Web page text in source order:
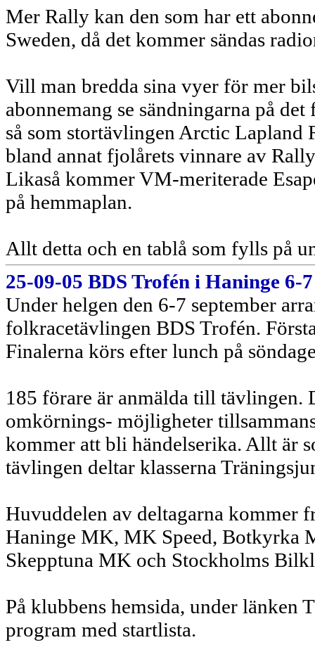
Mer Rally kan den som har ett
Sweden, då det kommer sändas
Vill man bredda sina vyer för mer
abonnemang se sändningarna på
så som stortävlingen Arctic
bland annat fjolårets vinnare av
Likaså kommer VM-meriterade
på hemmaplan.
Allt detta och en tablå som fylls på
25-09-05 BDS Trofén i Haninge 6-
Under helgen den 6-7 september
folkracetävlingen BDS Trofén.
Finalerna körs efter lunch på
185 förare är anmälda till tävlingen.
omkörnings- möjligheter
kommer att bli händelserika. Allt är
tävlingen deltar klasserna
Huvuddelen av deltagarna kommer
Haninge MK, MK Speed, Botkyrka
Skepptuna MK och Stockholms
På klubbens hemsida, under länken
program med startlista.